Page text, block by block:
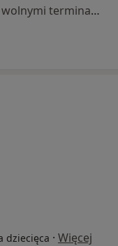
Brak dostępnych specjalistów z wolnymi terminami w tym centrum medycznym.
dziecięca · Więcej